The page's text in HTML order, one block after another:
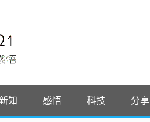
知 感悟 科技 分享